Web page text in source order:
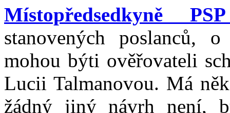
Místopředsedkyně
stanovených poslanců,
mohou býti ověřovateli
Lucii Talmanovou. Má
žádný jiný návrh není,